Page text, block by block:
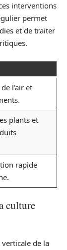
interventions
permet
et de traiter
l’air et
plants et
rapide
culture
de la